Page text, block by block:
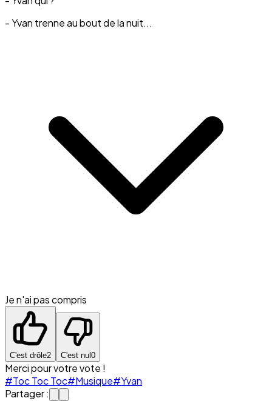
- Yvan trenne au bout de la nuit...
Je n'ai pas compris
C'est drôle2 C'est nul 0
Merci pour votre vote !
#Toc Toc Toc#Musique#Yvan
Partager :